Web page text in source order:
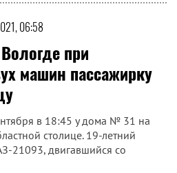
06:58
при
машин пассажирку
в 18:45 у дома № 31 на
столице. 19-летний
21093, двигавшийся со